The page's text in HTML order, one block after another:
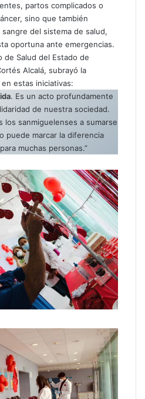
partos complicados o
sino que también
del sistema de salud,
oportuna ante emergencias.
Salud del Estado de
Alcalá, subrayó la
estas iniciativas:
. Es un acto profundamente
de nuestra sociedad.
los sanmiguelenses a sumarse
puede marcar la diferencia
muchas personas.”